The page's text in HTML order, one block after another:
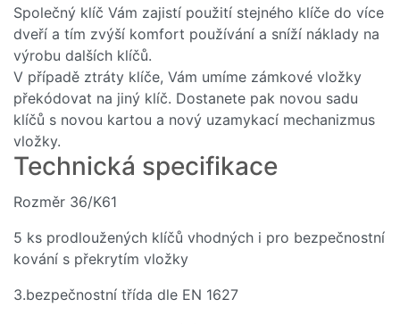
Kč
Do košíku
Skladem
Společný klíč Vám zajistí použití stejného klíče do více
dveří a tím zvýší komfort používání a sníží náklady na
výrobu dalších klíčů.
V případě ztráty klíče, Vám umíme zámkové vložky
překódovat na jiný klíč. Dostanete pak novou sadu
klíčů s novou kartou a nový uzamykací mechanizmus
vložky.
Technická specifikace
Rozměr 36/K61
5 ks prodloužených klíčů vhodných i pro bezpečnostní
kování s překrytím vložky
3.bezpečnostní třída dle EN 1627